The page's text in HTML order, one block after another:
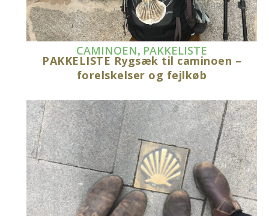
CAMINOEN, PAKKELISTE
PAKKELISTE Rygsæk til caminoen –
forelskelser og fejlkøb